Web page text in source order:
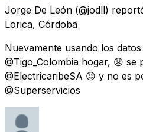
Jorge De León (@jodll)
Lorica, Córdoba
Nuevamente usando los
@Tigo_Colombia hogar, 😡 se
@ElectricaribeSA 😡 y no es
@Superservicios